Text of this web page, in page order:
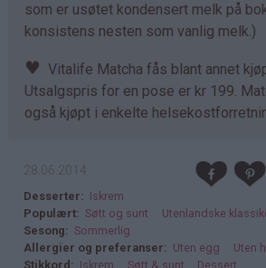
som er usøtet kondensert melk på
konsistens nesten som vanlig melk.)
♥ Vitalife Matcha fås blant annet
Utsalgspris for en pose er kr 199.
også kjøpt i enkelte
Desserter
Iskrem
Populært
Søtt og sunt
Utenlandske
Sesong
Sommerlig
Allergier og preferanser
Uten egg Uten
Stikkord
Iskrem Søtt & sunt Dessert